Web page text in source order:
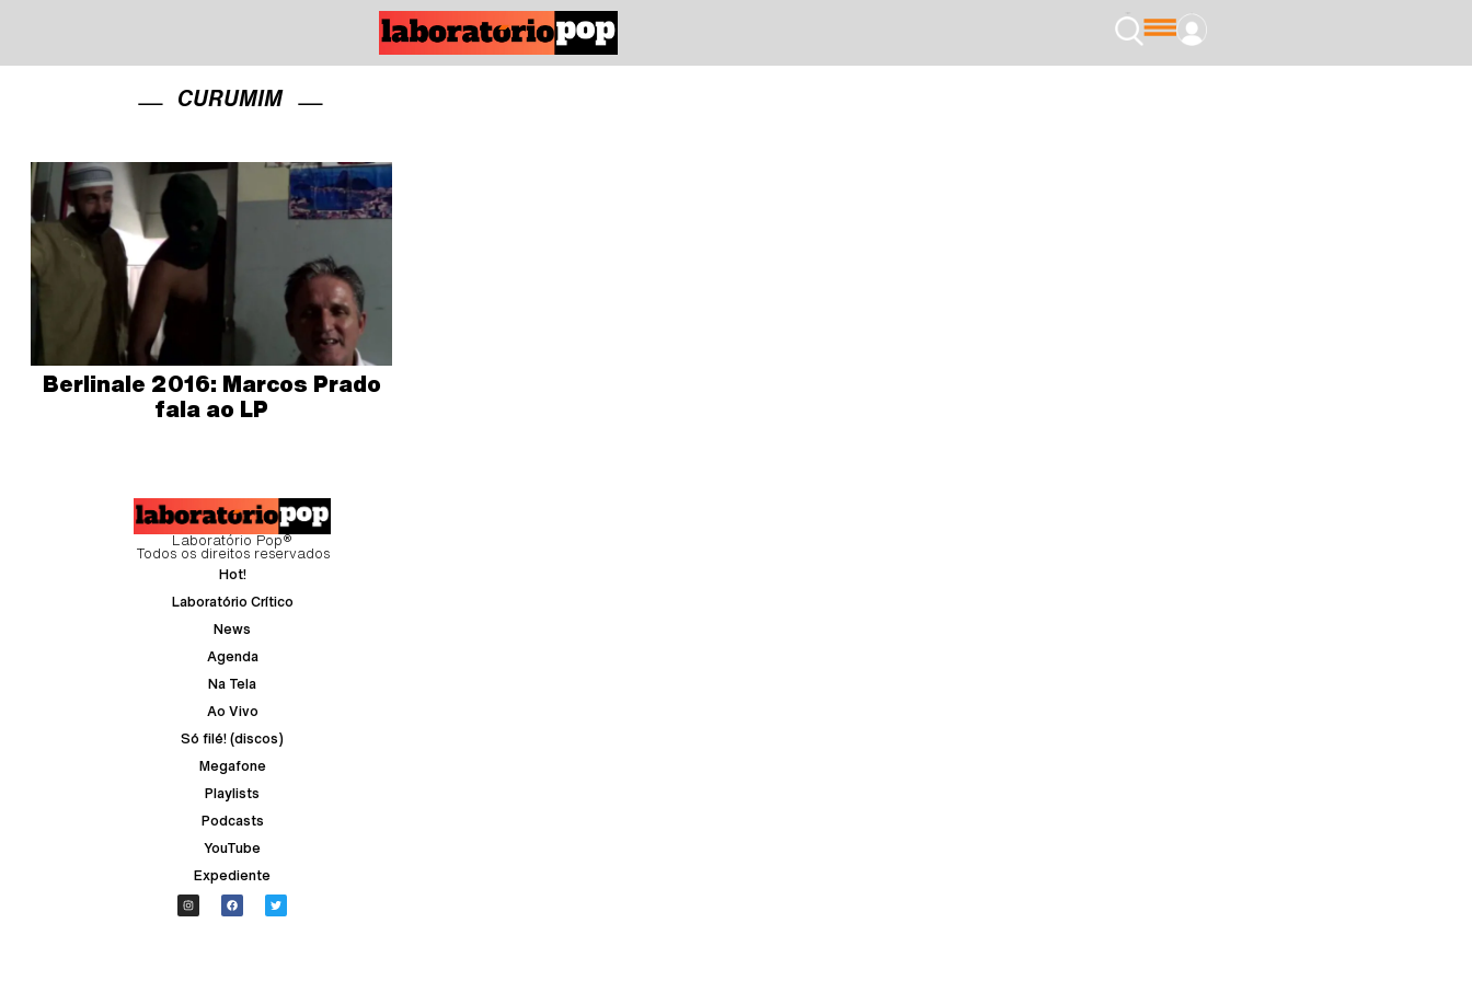
CURUMIM
Berlinale 2016: Marcos Prado
fala ao LP
Laboratório Pop®
Todos os direitos reservados
Hot!
Laboratório Crítico
News
Agenda
Na Tela
Ao Vivo
Só filé! (discos)
Megafone
Playlists
Podcasts
YouTube
Expediente